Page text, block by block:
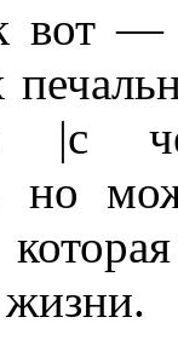
она
|с
но
жизни.